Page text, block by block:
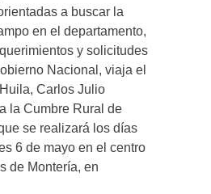
a buscar la
en el departamento,
y solicitudes
Nacional, viaja el
Carlos Julio
la Cumbre Rural de
se realizará los días
6 de mayo en el centro
de Montería, en